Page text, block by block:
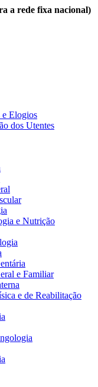
a rede fixa nacional)
e Elogios
dos Utentes
e Nutrição
e Familiar
e de Reabilitação